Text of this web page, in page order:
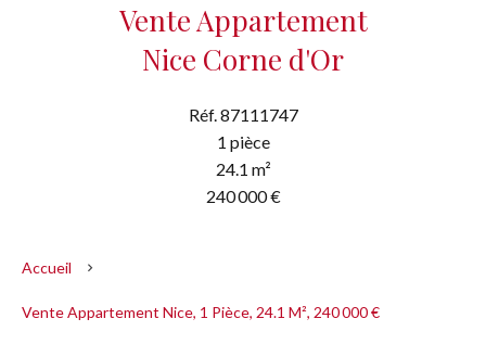
Vente Appartement
Nice Corne d'Or
Réf. 87111747
1 pièce
24.1 m²
240 000 €
Accueil
Vente Appartement Nice, 1 Pièce, 24.1 M², 240 000 €